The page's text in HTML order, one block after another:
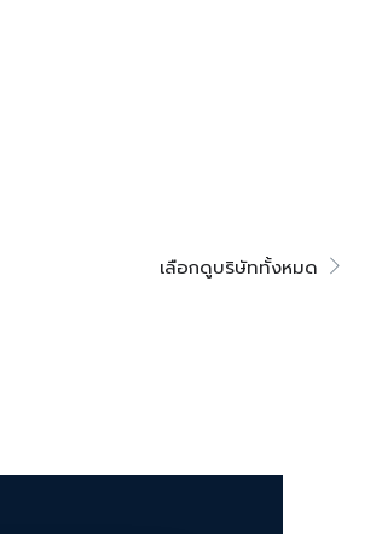
เลือกดูบริษัททั้งหมด